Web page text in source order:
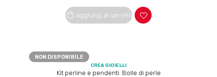
aggiungi al carrello
NON DISPONIBILE
CREA GIOIELLI
Kit perline e pendenti: Bolle di perle